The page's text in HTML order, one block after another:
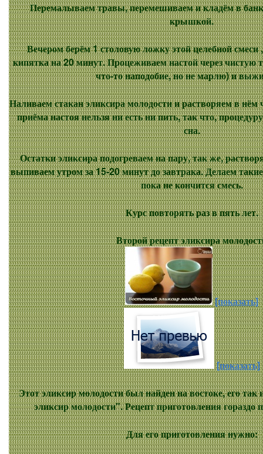
Перемалываем травы, перемешиваем и кладём в
крышкой.
Вечером берём 1 столовую ложку этой целебной
кипятка на 20 минут. Процеживаем настой через чистую
что-то наподобие, но не марлю) и
Наливаем стакан эликсира молодости и растворяем в
приёма настоя нельзя ни есть ни пить, так что,
сна.
Остатки эликсира подогреваем на пару, так же,
выпиваем утром за 15-20 минут до завтрака. Делаем
пока не кончится смесь.
Курс повторять раз в пять лет.
Второй рецепт эликсира
[показать]
[показать]
Этот эликсир молодости был найден на востоке, его
эликсир молодости". Рецепт приготовления
Для его приготовления нужно: